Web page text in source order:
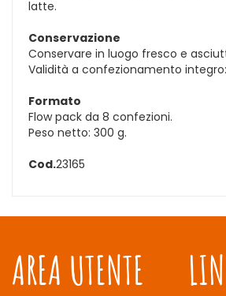
latte.
Conservazione
Conservare in luogo fresco e
Validità a confezionamento integro:
Formato
Flow pack da 8 confezioni.
Peso netto: 300 g.
Cod.23165
AREA UTENTE